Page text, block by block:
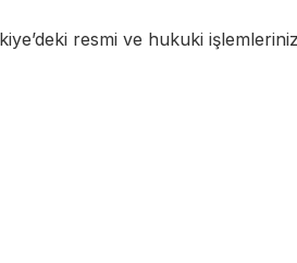
resmi ve hukuki